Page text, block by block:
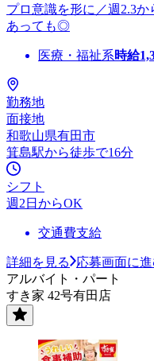
プロ意識を形に／週2.3
あっても◎
医療・福祉系時給
勤務地
面接地
和歌山県有田市
箕島駅から徒歩で16分
シフト
週2日からOK
交通費支給
詳細を見る
応募画面に
アルバイト・パート
すき家 42号有田店